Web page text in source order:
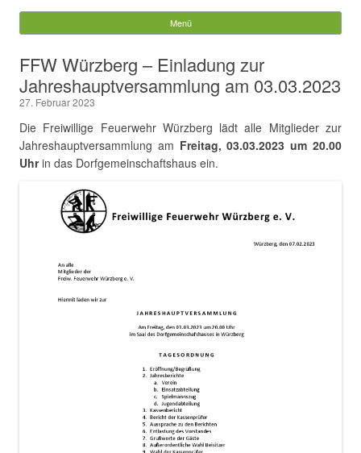
Würzberg.info
nach:
Menü
FFW Würzberg – Einladung zur
Jahreshauptversammlung am 03.03.2023
27. Februar 2023
Die Freiwillige Feuerwehr Würzberg lädt alle Mitglieder zur
Jahreshauptversammlung am Freitag, 03.03.2023 um 20.00
Uhrin das Dorfgemeinschaftshaus ein.